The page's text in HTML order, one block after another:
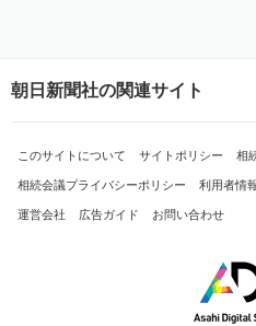
朝日新聞社の関連サイト
このサイトについて サイトポリシー 相
相続会議プライバシーポリシー 利用者情
運営会社 広告ガイド お問い合わせ